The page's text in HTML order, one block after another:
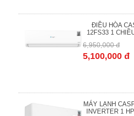
ĐIỀU HÒA
12FS33 1
6,950,000 đ
5,100,000 đ
MÁY LẠNH
INVERTER 1